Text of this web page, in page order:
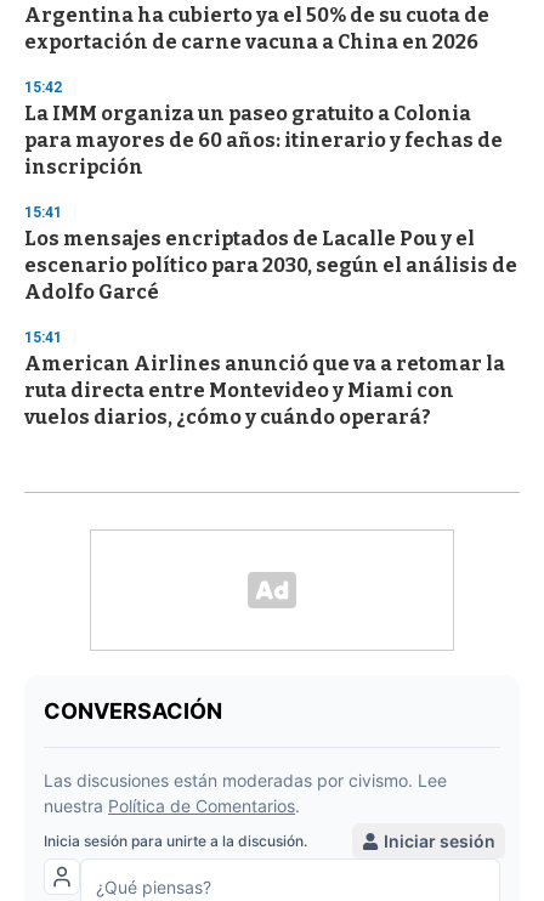
Argentina ha cubierto ya el 50% de su cuota de
exportación de carne vacuna a China en 2026
15:42
La IMM organiza un paseo gratuito a Colonia
para mayores de 60 años: itinerario y fechas de
inscripción
15:41
Los mensajes encriptados de Lacalle Pou y el
escenario político para 2030, según el análisis de
Adolfo Garcé
15:41
American Airlines anunció que va a retomar la
ruta directa entre Montevideo y Miami con
vuelos diarios, ¿cómo y cuándo operará?